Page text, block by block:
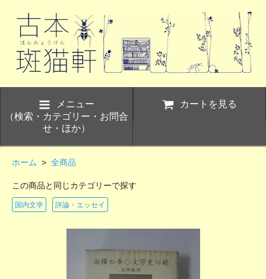
メニュー
（検索・カテゴリー・お問合
せ・ほか）
カートを見る
ホーム > 全商品
この商品と同じカテゴリーで探す
国内文学 評論・エッセイ